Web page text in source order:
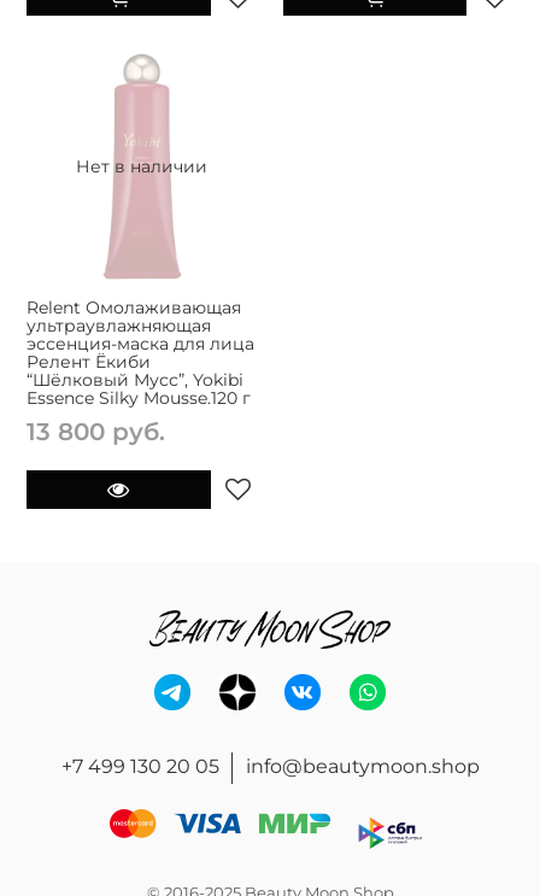
Нет в наличии
Relent Омолаживающая
ультраувлажняющая
эссенция-маска для лица
Релент Ёкиби
“Шёлковый Мусс”, Yokibi
Essence Silky Mousse.120 г
13 800 руб.
+7 499 130 20 05 info@beautymoon.shop